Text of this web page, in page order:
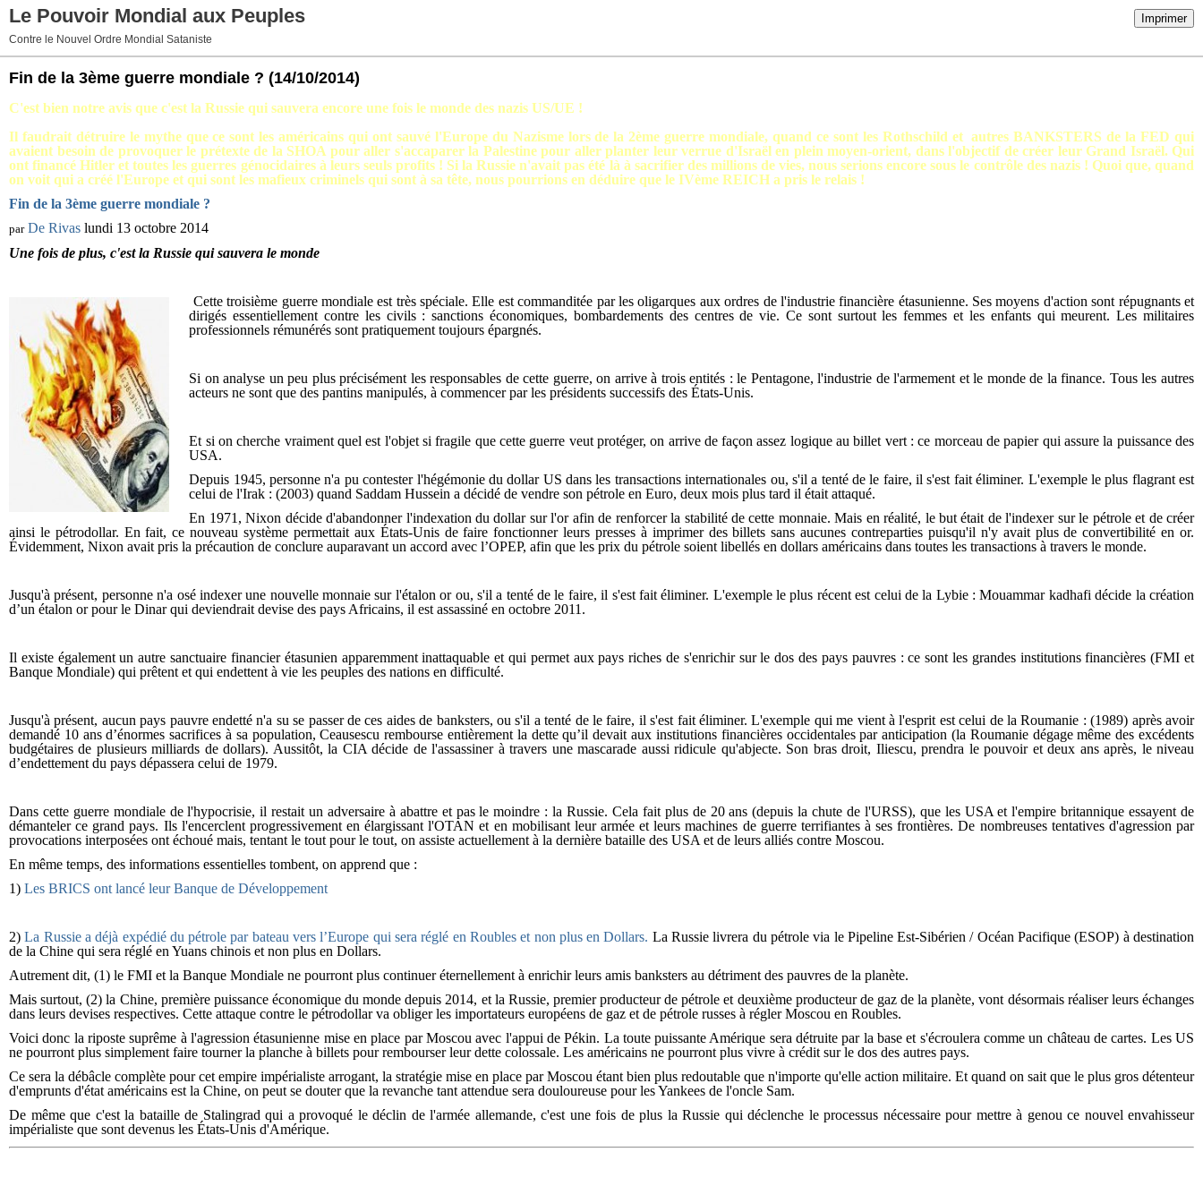
Imprimer
Le Pouvoir Mondial aux Peuples
Contre le Nouvel Ordre Mondial Sataniste
Fin de la 3ème guerre mondiale ? (14/10/2014)
C'est bien notre avis que c'est la Russie qui sauvera encore une fois le monde des nazis US/UE !
Il faudrait détruire le mythe que ce sont les américains qui ont sauvé l'Europe du Nazisme lors de la 2ème guerre mondiale, quand ce sont les Rothschild et autres BANKSTERS de la FED qui
avaient besoin de provoquer le prétexte de la SHOA pour aller s'accaparer la Palestine pour aller planter leur verrue d'Israël en plein moyen-orient, dans l'objectif de créer leur Grand Israël. Qui
ont financé Hitler et toutes les guerres génocidaires à leurs seuls profits ! Si la Russie n'avait pas été là à sacrifier des millions de vies, nous serions encore sous le contrôle des nazis ! Quoi que, quand
on voit qui a créé l'Europe et qui sont les mafieux criminels qui sont à sa tête, nous pourrions en déduire que le IVème REICH a pris le relais !
Fin de la 3ème guerre mondiale ?
par De Rivas lundi 13 octobre 2014
Une fois de plus, c'est la Russie qui sauvera le monde
Cette troisième guerre mondiale est très spéciale. Elle est commanditée par les oligarques aux ordres de l'industrie financière étasunienne. Ses moyens d'action sont répugnants et
dirigés essentiellement contre les civils : sanctions économiques, bombardements des centres de vie. Ce sont surtout les femmes et les enfants qui meurent. Les militaires
professionnels rémunérés sont pratiquement toujours épargnés.
Si on analyse un peu plus précisément les responsables de cette guerre, on arrive à trois entités : le Pentagone, l'industrie de l'armement et le monde de la finance. Tous les autres
acteurs ne sont que des pantins manipulés, à commencer par les présidents successifs des États-Unis.
Et si on cherche vraiment quel est l'objet si fragile que cette guerre veut protéger, on arrive de façon assez logique au billet vert : ce morceau de papier qui assure la puissance des
USA.
Depuis 1945, personne n'a pu contester l'hégémonie du dollar US dans les transactions internationales ou, s'il a tenté de le faire, il s'est fait éliminer. L'exemple le plus flagrant est
celui de l'Irak : (2003) quand Saddam Hussein a décidé de vendre son pétrole en Euro, deux mois plus tard il était attaqué.
En 1971, Nixon décide d'abandonner l'indexation du dollar sur l'or afin de renforcer la stabilité de cette monnaie. Mais en réalité, le but était de l'indexer sur le pétrole et de créer
ainsi le pétrodollar. En fait, ce nouveau système permettait aux États-Unis de faire fonctionner leurs presses à imprimer des billets sans aucunes contreparties puisqu'il n'y avait plus de convertibilité en or.
Évidemment, Nixon avait pris la précaution de conclure auparavant un accord avec l’OPEP, afin que les prix du pétrole soient libellés en dollars américains dans toutes les transactions à travers le monde.
Jusqu'à présent, personne n'a osé indexer une nouvelle monnaie sur l'étalon or ou, s'il a tenté de le faire, il s'est fait éliminer. L'exemple le plus récent est celui de la Lybie : Mouammar kadhafi décide la création
d’un étalon or pour le Dinar qui deviendrait devise des pays Africains, il est assassiné en octobre 2011.
Il existe également un autre sanctuaire financier étasunien apparemment inattaquable et qui permet aux pays riches de s'enrichir sur le dos des pays pauvres : ce sont les grandes institutions financières (FMI et
Banque Mondiale) qui prêtent et qui endettent à vie les peuples des nations en difficulté.
Jusqu'à présent, aucun pays pauvre endetté n'a su se passer de ces aides de banksters, ou s'il a tenté de le faire, il s'est fait éliminer. L'exemple qui me vient à l'esprit est celui de la Roumanie : (1989) après avoir
demandé 10 ans d’énormes sacrifices à sa population, Ceausescu rembourse entièrement la dette qu’il devait aux institutions financières occidentales par anticipation (la Roumanie dégage même des excédents
budgétaires de plusieurs milliards de dollars). Aussitôt, la CIA décide de l'assassiner à travers une mascarade aussi ridicule qu'abjecte. Son bras droit, Iliescu, prendra le pouvoir et deux ans après, le niveau
d’endettement du pays dépassera celui de 1979.
Dans cette guerre mondiale de l'hypocrisie, il restait un adversaire à abattre et pas le moindre : la Russie. Cela fait plus de 20 ans (depuis la chute de l'URSS), que les USA et l'empire britannique essayent de
démanteler ce grand pays. Ils l'encerclent progressivement en élargissant l'OTAN et en mobilisant leur armée et leurs machines de guerre terrifiantes à ses frontières. De nombreuses tentatives d'agression par
provocations interposées ont échoué mais, tentant le tout pour le tout, on assiste actuellement à la dernière bataille des USA et de leurs alliés contre Moscou.
En même temps, des informations essentielles tombent, on apprend que :
1) Les BRICS ont lancé leur Banque de Développement
2)La Russie a déjà expédié du pétrole par bateau vers l’Europe qui sera réglé en Roubles et non plus en Dollars. La Russie livrera du pétrole via le Pipeline Est-Sibérien / Océan Pacifique (ESOP) à destination
de la Chine qui sera réglé en Yuans chinois et non plus en Dollars.
Autrement dit, (1) le FMI et la Banque Mondiale ne pourront plus continuer éternellement à enrichir leurs amis banksters au détriment des pauvres de la planète.
Mais surtout, (2) la Chine, première puissance économique du monde depuis 2014, et la Russie, premier producteur de pétrole et deuxième producteur de gaz de la planète, vont désormais réaliser leurs échanges
dans leurs devises respectives. Cette attaque contre le pétrodollar va obliger les importateurs européens de gaz et de pétrole russes à régler Moscou en Roubles.
Voici donc la riposte suprême à l'agression étasunienne mise en place par Moscou avec l'appui de Pékin. La toute puissante Amérique sera détruite par la base et s'écroulera comme un château de cartes. Les US
ne pourront plus simplement faire tourner la planche à billets pour rembourser leur dette colossale. Les américains ne pourront plus vivre à crédit sur le dos des autres pays.
Ce sera la débâcle complète pour cet empire impérialiste arrogant, la stratégie mise en place par Moscou étant bien plus redoutable que n'importe qu'elle action militaire. Et quand on sait que le plus gros détenteur
d'emprunts d'état américains est la Chine, on peut se douter que la revanche tant attendue sera douloureuse pour les Yankees de l'oncle Sam.
De même que c'est la bataille de Stalingrad qui a provoqué le déclin de l'armée allemande, c'est une fois de plus la Russie qui déclenche le processus nécessaire pour mettre à genou ce nouvel envahisseur
impérialiste que sont devenus les États-Unis d'Amérique.